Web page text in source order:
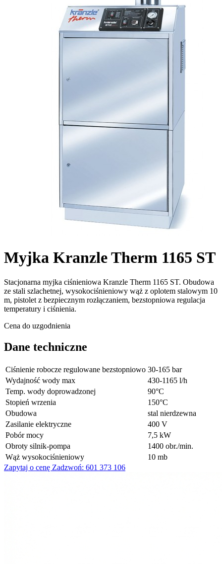
Myjka Kranzle Therm 1165 ST
Stacjonarna myjka ciśnieniowa Kranzle Therm 1165 ST. Obudowa
ze stali szlachetnej, wysokociśnieniowy wąż z oplotem stalowym 10
m, pistolet z bezpiecznym rozłączaniem, bezstopniowa regulacja
temperatury i ciśnienia.
Cena do uzgodnienia
Dane techniczne
Ciśnienie robocze regulowane bezstopniowo 30-165 bar
Wydajność wody max
430-1165 l/h
Temp. wody doprowadzonej
90°C
Stopień wrzenia
150°C
Obudowa
stal nierdzewna
Zasilanie elektryczne
400 V
Pobór mocy
7,5 kW
Obroty silnik-pompa
1400 obr./min.
Wąż wysokociśnieniowy
10 mb
Zapytaj o cenę Zadzwoń: 601 373 106